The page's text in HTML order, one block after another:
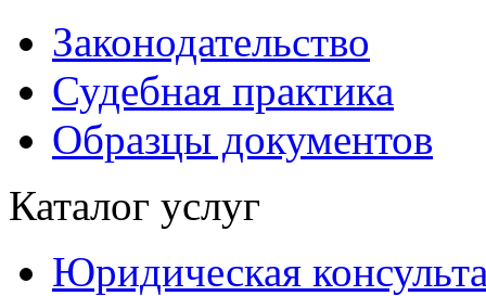
Законодательство
Судебная практика
Образцы документов
Каталог услуг
Юридическая